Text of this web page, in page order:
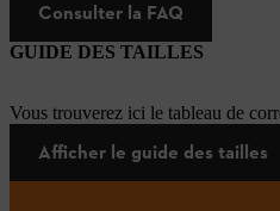
Consulter la FAQ
GUIDE DES TAILLES
Vous trouverez ici le tableau de
Afficher le guide des tailles